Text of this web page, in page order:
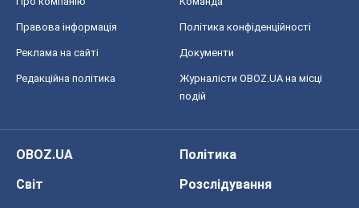
Правова інформація Політика конфіденційності
Реклама на сайті Документи
Редакційна політика
Журналісти OBOZ.UA на місці
подій
OBOZ.UA
Політика
Світ
Розслідування